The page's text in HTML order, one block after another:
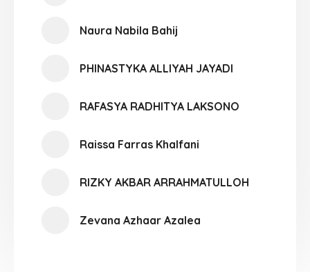
Naura Nabila Bahij
PHINASTYKA ALLIYAH JAYADI
RAFASYA RADHITYA LAKSONO
Raissa Farras Khalfani
RIZKY AKBAR ARRAHMATULLOH
Zevana Azhaar Azalea